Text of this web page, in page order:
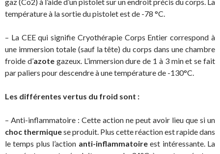
température à la sortie du pistolet est de -78 °C.
– La CEE qui signifie Cryothérapie Corps Entier correspond à
une immersion totale (sauf la tête) du corps dans une chambre
froide d’azotegazeux. L’immersion dure de 1 à 3 min et se fait
par paliers pour descendre à une température de -130°C.
Les différentes vertus du froid sont :
– Anti-inflammatoire : Cette action ne peut avoir lieu que si un
choc thermiquese produit. Plus cette réaction est rapide dans
le temps plus l’action anti-inflammatoireest intéressante. La